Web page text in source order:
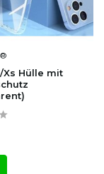
Xs Hülle mit